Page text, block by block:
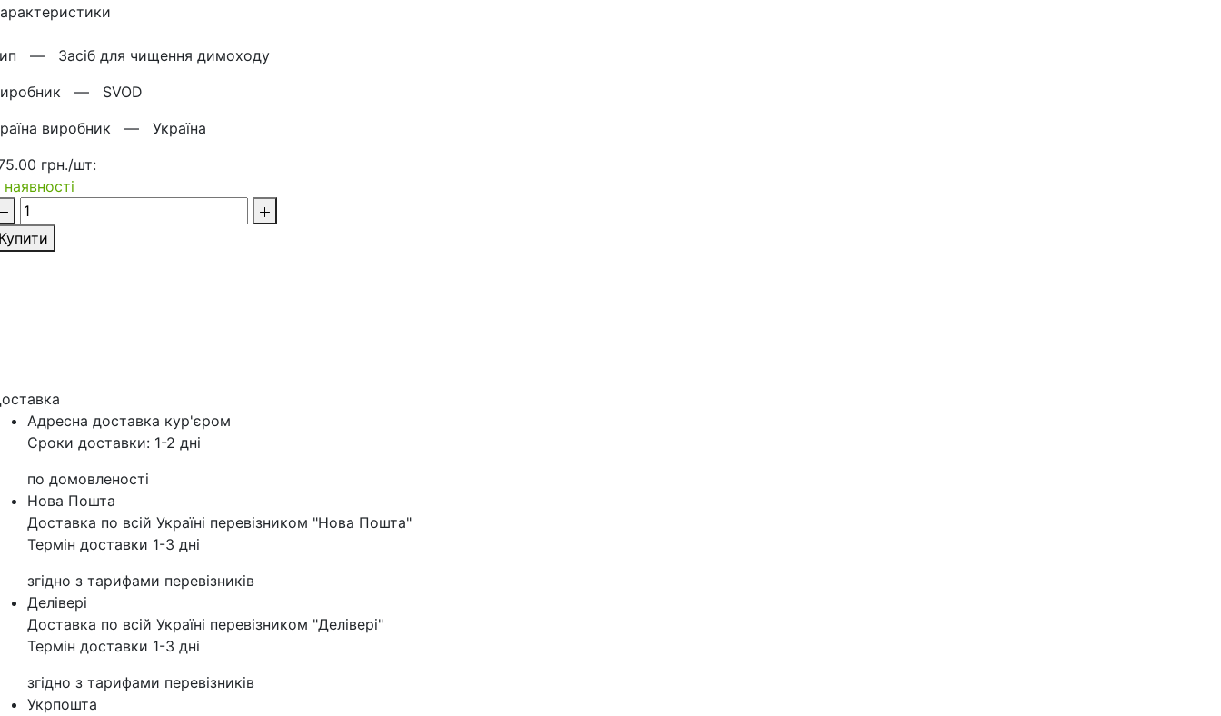
— Засіб для чищення димоходу
— SVOD
виробник — Україна
грн./шт:
Адресна доставка кур'‎єром
Сроки доставки: 1-2 дні
по домовленості
Нова Пошта
Доставка по всій Україні перевізником "Нова Пошта"
Термін доставки 1-3 дні
згідно з тарифами перевізників
Делівері
Доставка по всій Україні перевізником "Делівері"
Термін доставки 1-3 дні
згідно з тарифами перевізників
Укрпошта